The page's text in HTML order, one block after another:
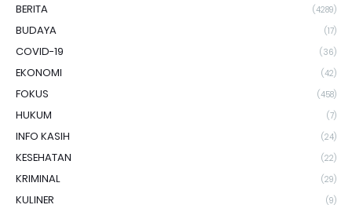
BERITA (4289)
BUDAYA (17)
COVID-19 (36)
EKONOMI (42)
FOKUS (458)
HUKUM (7)
INFO KASIH (24)
KESEHATAN (22)
KRIMINAL (29)
KULINER (9)